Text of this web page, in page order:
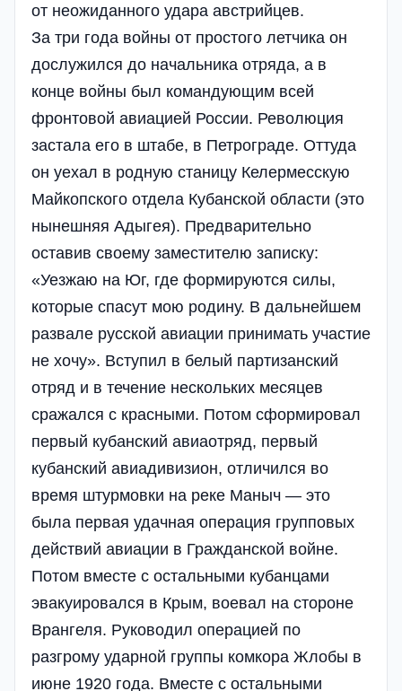
от неожиданного удара австрийцев.
За три года войны от простого летчика он
дослужился до начальника отряда, а в
конце войны был командующим всей
фронтовой авиацией России. Революция
застала его в штабе, в Петрограде. Оттуда
он уехал в родную станицу Келермесскую
Майкопского отдела Кубанской области (это
нынешняя Адыгея). Предварительно
оставив своему заместителю записку:
«Уезжаю на Юг, где формируются силы,
которые спасут мою родину. В дальнейшем
развале русской авиации принимать участие
не хочу». Вступил в белый партизанский
отряд и в течение нескольких месяцев
сражался с красными. Потом сформировал
первый кубанский авиаотряд, первый
кубанский авиадивизион, отличился во
время штурмовки на реке Маныч — это
была первая удачная операция групповых
действий авиации в Гражданской войне.
Потом вместе с остальными кубанцами
эвакуировался в Крым, воевал на стороне
Врангеля. Руководил операцией по
разгрому ударной группы комкора Жлобы в
июне 1920 года. Вместе с остальными